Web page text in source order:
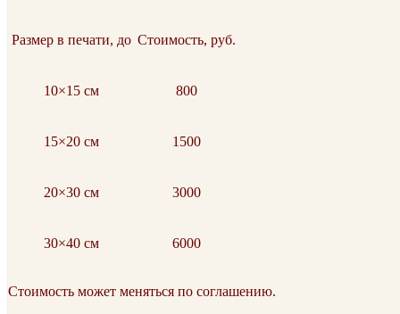
Размер в печати, до Стоимость, руб.
10×15 см 800
15×20 см 1500
20×30 см 3000
30×40 см 6000
Стоимость может меняться по соглашению.